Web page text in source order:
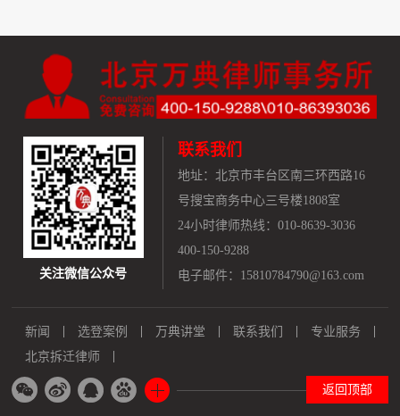
关注微信公众号
联系我们
地址： 北京市丰台区南三环西路16
号搜宝商务中心三号楼1808室
24小时律师热线：010-8639-3036
400-150-9288
电子邮件：15810784790@163.com
新闻 选登案例 万典讲堂 联系我们
专业服务
北京拆迁律师
返回顶部